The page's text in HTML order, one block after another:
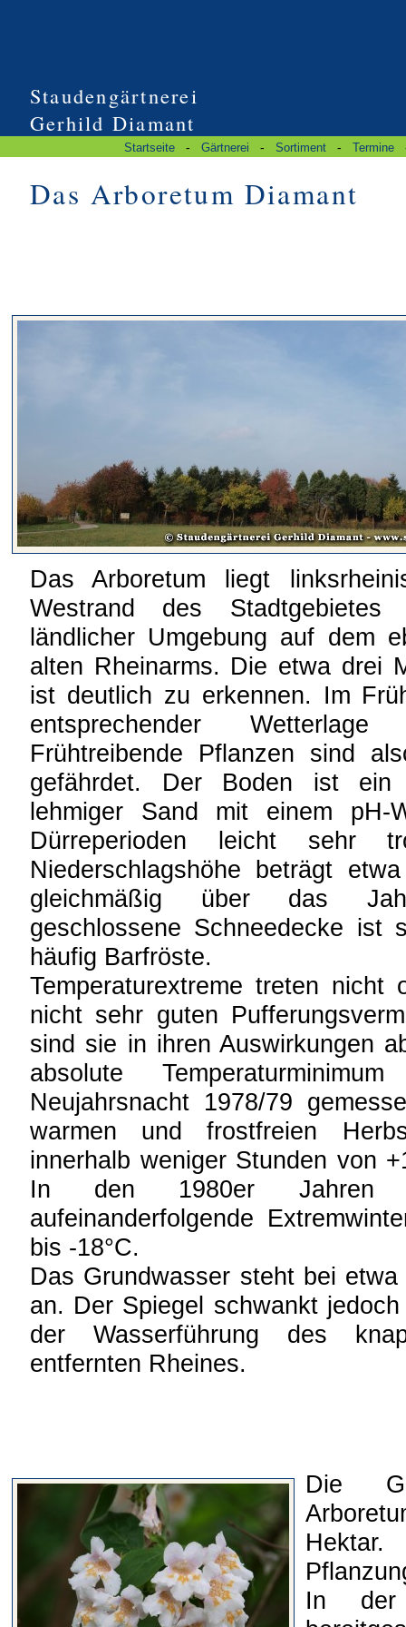
Staudengärtnerei
Gerhild Diamant
Startseite - Gärtnerei - Sortiment - Termine
Das Arboretum Diamant
Das Arboretum liegt
Westrand des
ländlicher Umgebung auf dem
alten Rheinarms. Die etwa drei
ist deutlich zu erkennen. Im
entsprechender
Frühtreibende Pflanzen sind
gefährdet. Der Boden ist ein
lehmiger Sand mit einem
Dürreperioden leicht sehr
Niederschlagshöhe beträgt
gleichmäßig über das
geschlossene Schneedecke ist
häufig Barfröste.
Temperaturextreme treten nicht
nicht sehr guten
sind sie in ihren Auswirkungen
absolute
Neujahrsnacht 1978/79
warmen und frostfreien
innerhalb weniger Stunden von
In den 1980er
aufeinanderfolgende
bis -18°C.
Das Grundwasser steht bei
an. Der Spiegel schwankt
der Wasserführung des
entfernten Rheines.
Die
In der